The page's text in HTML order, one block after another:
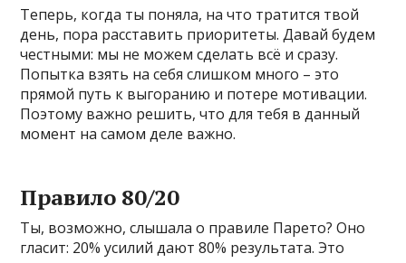
Теперь, когда ты поняла, на что тратится твой
день, пора расставить приоритеты. Давай будем
честными: мы не можем сделать всё и сразу.
Попытка взять на себя слишком много – это
прямой путь к выгоранию и потере мотивации.
Поэтому важно решить, что для тебя в данный
момент на самом деле важно.
Правило 80/20
Ты, возможно, слышала о правиле Парето? Оно
гласит: 20% усилий дают 80% результата. Это